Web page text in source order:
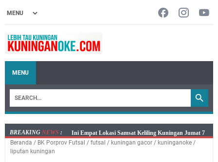
MENU
BREAKING NEWS :
Jumat 7 Agustus 2026 Mobil SIM Keliling Ada di
Kecamatan Sindangagung
Beranda / BK Porprov Futsal / futsal / kuningan gacor / kuninganoke /
liputan kuningan